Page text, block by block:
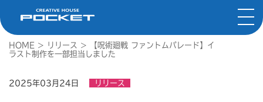
HOME > リリース >
【呪術廻戦 ファントムパレード】イ
ラスト制作を一部担当しました
2025年03月24日 リリース